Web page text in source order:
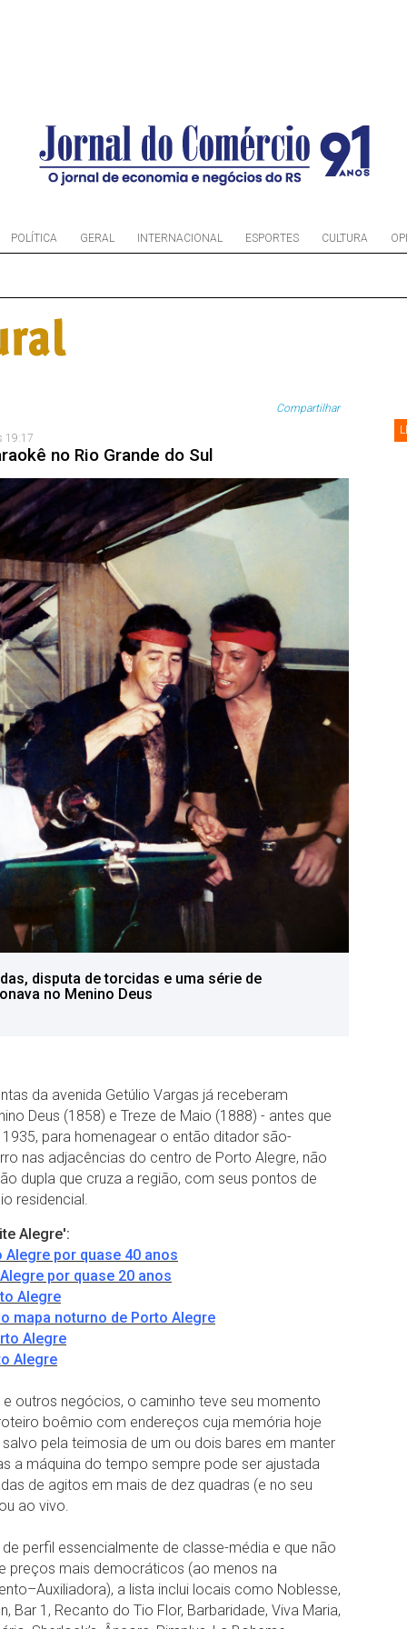
POLÍTICA GERAL INTERNACIONAL ESPORTES CULTURA
Compartilhar
19:17
no Rio Grande do Sul
disputa de torcidas e uma série de
no Menino Deus
da avenida Getúlio Vargas já receberam
Deus (1858) e Treze de Maio (1888) - antes que
para homenagear o então ditador são-
nas adjacências do centro de Porto Alegre, não
dupla que cruza a região, com seus pontos de
residencial.
Alegre':
por quase 40 anos
por quase 20 anos
Alegre
mapa noturno de Porto Alegre
Alegre
Alegre
outros negócios, o caminho teve seu momento
boêmio com endereços cuja memória hoje
pela teimosia de um ou dois bares em manter
a máquina do tempo sempre pode ser ajustada
de agitos em mais de dez quadras (e no seu
ao vivo.
perfil essencialmente de classe-média e que não
preços mais democráticos (ao menos na
a lista inclui locais como Noblesse,
Bar 1, Recanto do Tio Flor, Barbaridade, Viva Maria,